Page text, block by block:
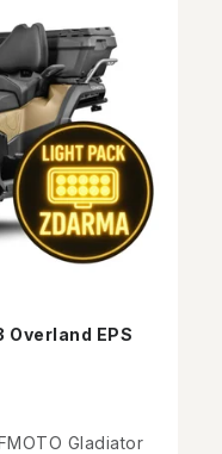
Overland EPS
Gladiator